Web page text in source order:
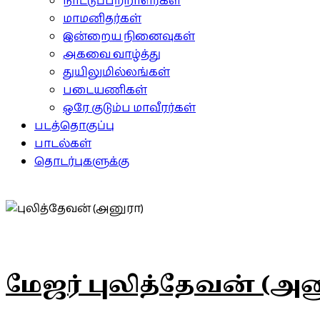
மாமனிதர்கள்
இன்றைய நினைவுகள்
அகவை வாழ்த்து
துயிலுமில்லங்கள்
படையணிகள்
ஒரே குடும்ப மாவீரர்கள்
படத்தொகுப்பு
பாடல்கள்
தொடர்புகளுக்கு
மேஜர் புலித்தேவன்